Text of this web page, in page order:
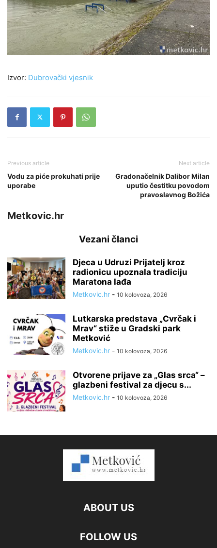
Izvor: Dubrovački vjesnik
Previous article
Vodu za piće prokuhati prije
uporabe
Next article
Gradonačelnik Dalibor Milan
uputio čestitku povodom
pravoslavnog Božića
Metkovic.hr
Vezani članci
Djeca u Udruzi Prijatelj kroz
radionicu upoznala tradiciju
Maratona lađa
Metkovic.hr - 10 kolovoza, 2026
Lutkarska predstava „Cvrčak i
Mrav“ stiže u Gradski park
Metković
Metkovic.hr - 10 kolovoza, 2026
Otvorene prijave za „Glas srca“ –
glazbeni festival za djecu s...
Metkovic.hr - 10 kolovoza, 2026
ABOUT US
FOLLOW US